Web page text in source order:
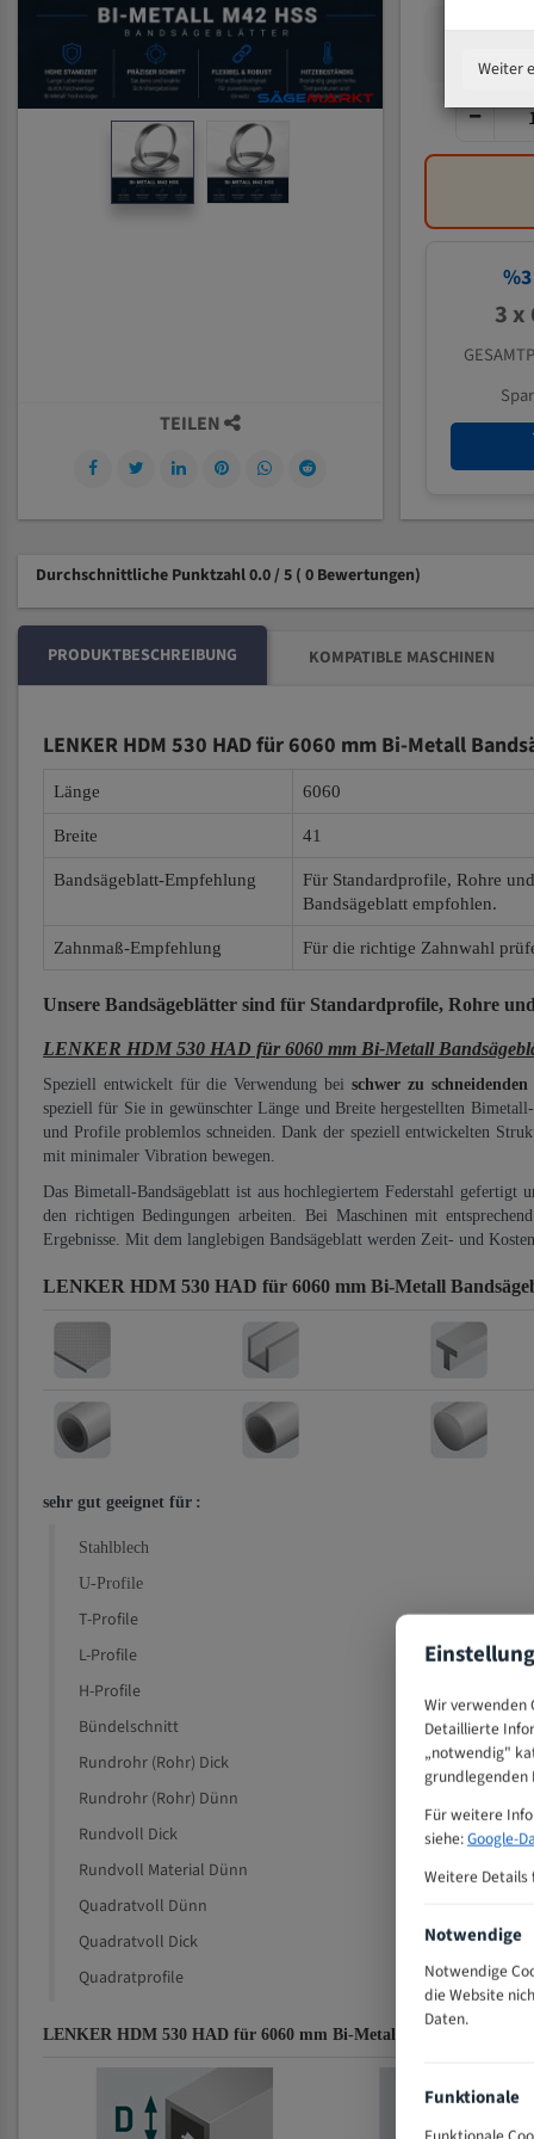
%3
3 x
TEILEN
Durchschnittliche Punktzahl 0.0 / 5 ( 0 Bewertungen)
PRODUKTBESCHREIBUNG KOMPATIBLE MASCHINEN
LENKER HDM 530 HAD für 6060 mm Bi-Metall
Länge 6060
Breite 41
Bandsägeblatt-Empfehlung
Für Standardprofile, Rohre
Bandsägeblatt empfohlen.
Zahnmaß-Empfehlung Für die richtige Zahnwahl
Unsere Bandsägeblätter sind für Standardprofile, Rohre
LENKER HDM 530 HAD für 6060 mm Bi-Metall
Speziell entwickelt für die Verwendung bei schwer zu
speziell für Sie in gewünschter Länge und Breite hergestellten
und Profile problemlos schneiden. Dank der speziell entwickelten
mit minimaler Vibration bewegen.
Das Bimetall-Bandsägeblatt ist aus hochlegiertem Federstahl
den richtigen Bedingungen arbeiten. Bei Maschinen mit
Ergebnisse. Mit dem langlebigen Bandsägeblatt werden Zeit- und
LENKER HDM 530 HAD für 6060 mm Bi-Metall
sehr gut geeignet für :
Stahlblech
U-Profile
T-Profile
L-Profile
H-Profile
Bündelschnitt
Rundrohr (Rohr) Dick
Rundrohr (Rohr) Dünn
Rundvoll Dick
Rundvoll Material Dünn
Quadratvoll Dünn
Quadratvoll Dick
Quadratprofile
LENKER HDM 530 HAD für 6060 mm Bi-Metall Bandsägeblätter
Weiter
Wir verwenden
Detaillierte
„notwendig"
grundlegenden
Für weitere
siehe:Google-
Weitere Details
Notwendige
Notwendige
die Website
Daten.
Funktionale